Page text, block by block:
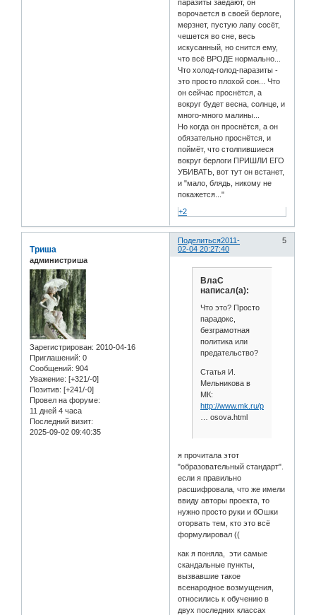
паразиты заедают, он
ворочается в своей берлоге,
мерзнет, пустую лапу сосёт,
чешется во сне, весь
искусанный, но снится ему,
что всё ВРОДЕ нормально...
Что холод-голод-паразиты -
это просто плохой сон... Что
он сейчас проснётся, а
вокруг будет весна, солнце, и
много-много малины...
Но когда он проснётся, а он
обязательно проснётся, и
поймёт, что столпившиеся
вокруг берлоги ПРИШЛИ ЕГО
УБИВАТЬ, вот тут он встанет,
и "мало, блядь, никому не
покажется..."
+2
Поделиться 5
2011-
02-04 20:27:40
Триша
администриша
Зарегистрирован: 2010-04-16
Приглашений: 0
Сообщений: 904
Уважение: [+321/-0]
Позитив: [+241/-0]
Провел на форуме:
11 дней 4 часа
Последний визит:
2025-09-02 09:40:35
ВлаС
написал(а):
Что это? Просто
парадокс,
безграмотная
политика или
предательство?
Статья И.
Мельникова в
МК:
http://www.mk.ru/politics/article/
… osova.html
я прочитала этот
"образовательный стандарт".
если я правильно
расшифровала, что же имели
ввиду авторы проекта, то
нужно просто руки и бОшки
оторвать тем, кто это всё
формулировал ((
как я поняла, эти самые
скандальные пункты,
вызвавшие такое
всенародное возмущения,
относились к обучению в
двух последних классах